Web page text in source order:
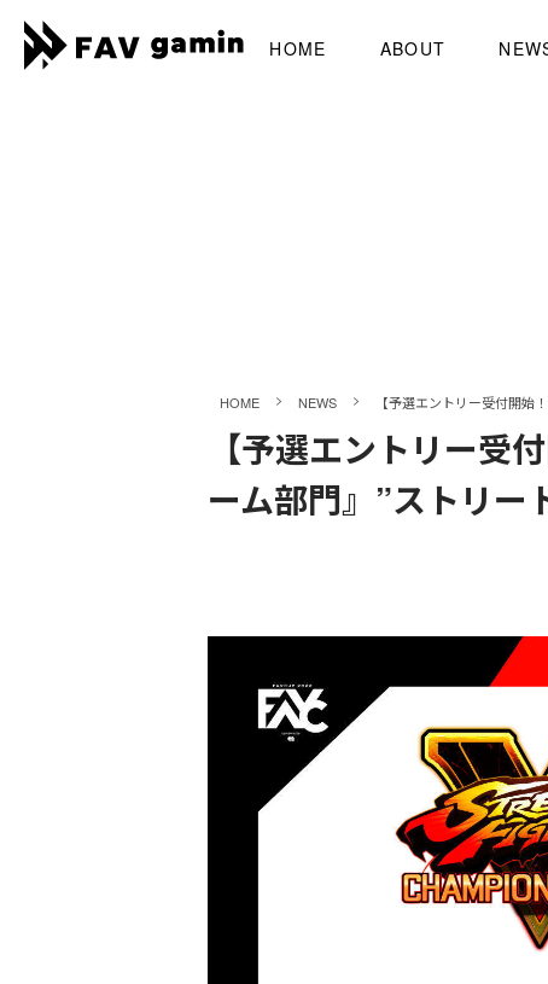
HOME ABOUT
HOME > NEWS > 【予選エントリー受付開始
【予選エントリー
ーム部門』”ストリー